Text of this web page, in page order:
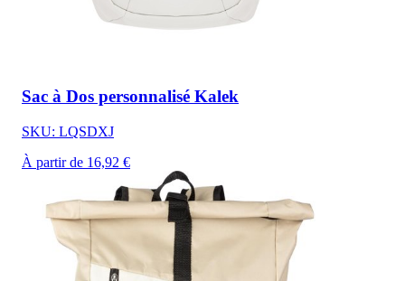
Sac à Dos personnalisé Kalek
SKU: LQSDXJ
À partir de 16,92 €